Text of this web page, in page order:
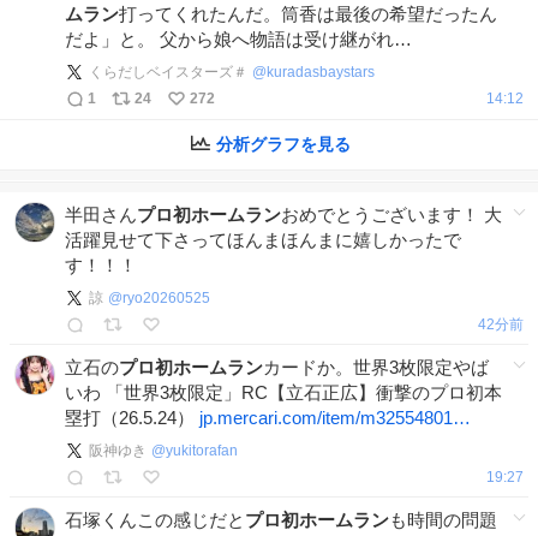
ムラン打ってくれたんだ。筒香は最後の希望だったん
だよ」と。 父から娘へ物語は受け継がれ…
くらだしベイスターズ＃ @ kuradasbaystars
1
24 272 14:12
分析グラフを見る
半田さんプロ初ホームランおめでとうございます！ 大
活躍見せて下さってほんまほんまに嬉しかったで
す！！！
諒 @ryo20260525
42分前
立石のプロ初ホームランカードか。世界3枚限定やば
いわ 「世界3枚限定」RC【立石正広】衝撃のプロ初本
塁打（26.5.24） jp.mercari.com/item/m32554801…
阪神ゆき @yukitorafan
19:27
石塚くんこの感じだと プロ初ホームランも時間の問題